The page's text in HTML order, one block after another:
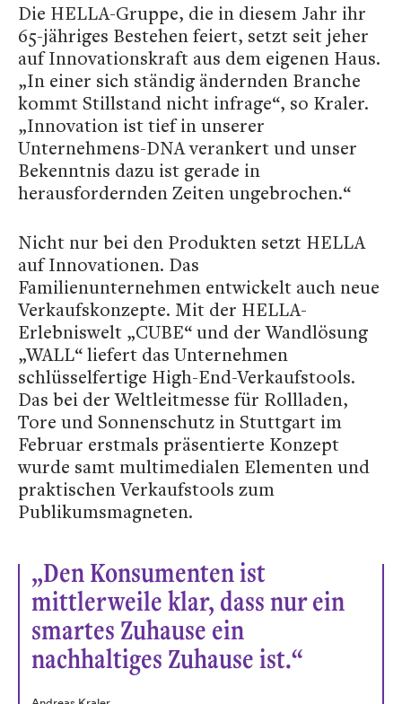
Die HELLA-Gruppe, die in diesem Jahr ihr
65-jähriges Bestehen feiert, setzt seit jeher
auf Innovationskraft aus dem eigenen Haus.
„In einer sich ständig ändernden Branche
kommt Stillstand nicht infrage“, so Kraler.
„Innovation ist tief in unserer
Unternehmens-DNA verankert und unser
Bekenntnis dazu ist gerade in
herausfordernden Zeiten ungebrochen.“
Nicht nur bei den Produkten setzt HELLA
auf Innovationen. Das
Familienunternehmen entwickelt auch neue
Verkaufskonzepte. Mit der HELLA-
Erlebniswelt „CUBE“ und der Wandlösung
„WALL“ liefert das Unternehmen
schlüsselfertige High-End-Verkaufstools.
Das bei der Weltleitmesse für Rollladen,
Tore und Sonnenschutz in Stuttgart im
Februar erstmals präsentierte Konzept
wurde samt multimedialen Elementen und
praktischen Verkaufstools zum
Publikumsmagneten.
„Den Konsumenten ist
mittlerweile klar, dass nur ein
smartes Zuhause ein
nachhaltiges Zuhause ist.“